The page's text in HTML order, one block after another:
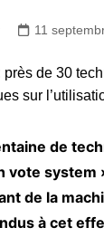
11
de
vote system
de la
à cet